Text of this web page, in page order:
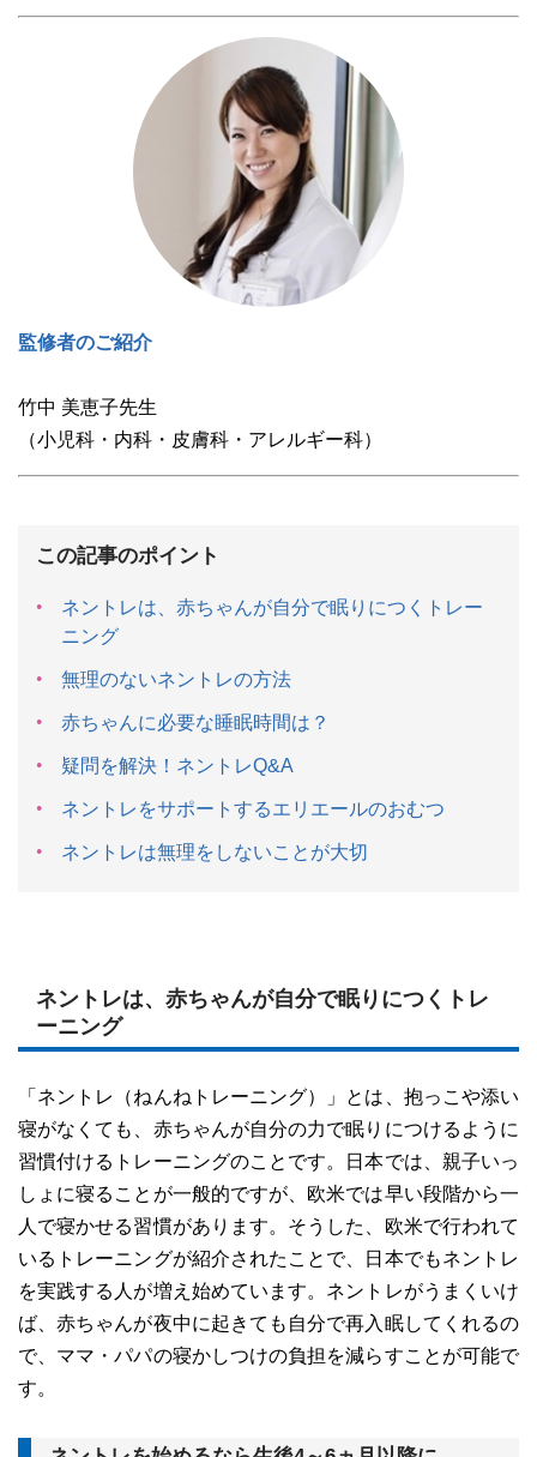
監修者のご紹介
竹中 美恵子先生
（小児科・内科・皮膚科・アレルギー科）
この記事のポイント
ネントレは、赤ちゃんが自分で眠りにつくトレー
ニング
無理のないネントレの方法
赤ちゃんに必要な睡眠時間は？
疑問を解決！ネントレQ&A
ネントレをサポートするエリエールのおむつ
ネントレは無理をしないことが大切
ネントレは、赤ちゃんが自分で眠りにつくトレ
ーニング
「ネントレ（ねんねトレーニング）」とは、抱っこや添い
寝がなくても、赤ちゃんが自分の力で眠りにつけるように
習慣付けるトレーニングのことです。日本では、親子いっ
しょに寝ることが一般的ですが、欧米では早い段階から一
人で寝かせる習慣があります。そうした、欧米で行われて
いるトレーニングが紹介されたことで、日本でもネントレ
を実践する人が増え始めています。ネントレがうまくいけ
ば、赤ちゃんが夜中に起きても自分で再入眠してくれるの
で、ママ・パパの寝かしつけの負担を減らすことが可能で
す。